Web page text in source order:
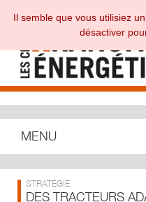
MENU
STRATÉGIE
DES TRACTEURS
Il semble que vous utilisiez
désactiver